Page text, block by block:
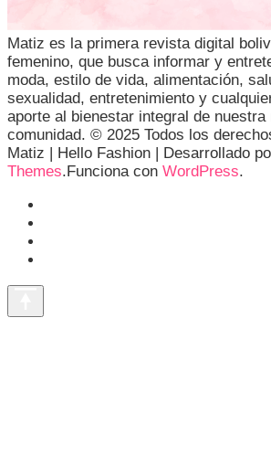
Matiz es la primera revista digital
femenino, que busca informar y
moda, estilo de vida, alimentación,
sexualidad, entretenimiento y
aporte al bienestar integral de
comunidad. © 2025 Todos los
Matiz | Hello Fashion | Desarrollado
Themes.Funciona con WordPress.